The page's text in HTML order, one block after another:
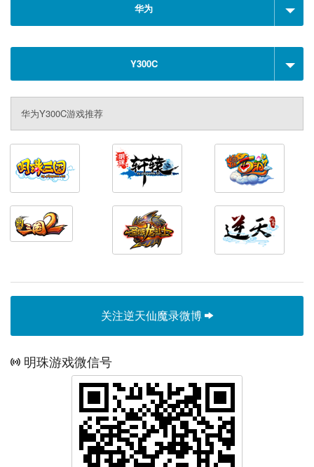
华为
Y300C
华为Y300C游戏推荐
关注逆天仙魔录微博
明珠游戏微信号